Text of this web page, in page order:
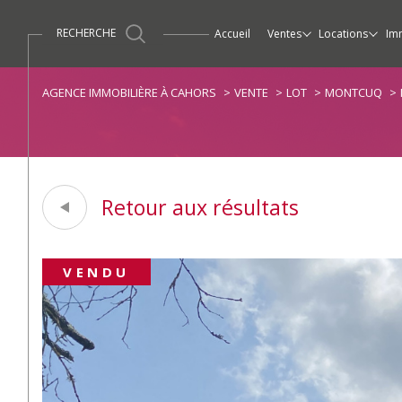
accueil ventes
Maisons / Villas Propriétés /
locations
Maisons / Villas
Ventes
RECHERCHE
AGENCE IMMOBILIÈRE À CAHORS VENTE LOT MONTCUQ
Retour aux résultats
VENDU